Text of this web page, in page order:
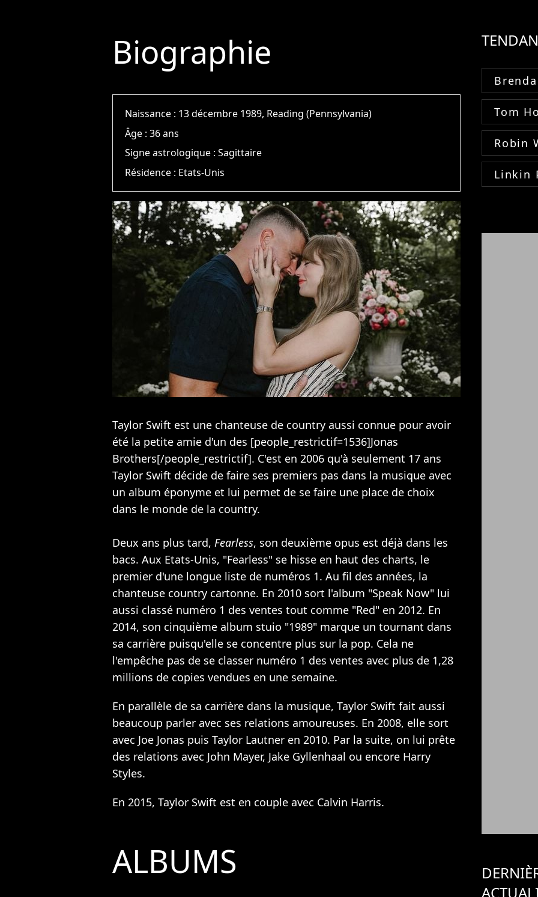
Biographie
Naissance : 13 décembre 1989, Reading (Pennsylvania)
Âge :36 ans
Signe astrologique :Sagittaire
Résidence : Etats-Unis
Taylor Swift est une chanteuse de country aussi connue pour avoir
été la petite amie d'un des [people_restrictif=1536]Jonas
Brothers[/people_restrictif]. C'est en 2006 qu'à seulement 17 ans
Taylor Swift décide de faire ses premiers pas dans la musique avec
un album éponyme et lui permet de se faire une place de choix
dans le monde de la country.
Deux ans plus tard, Fearless, son deuxième opus est déjà dans les
bacs. Aux Etats-Unis, "Fearless" se hisse en haut des charts, le
premier d'une longue liste de numéros 1. Au fil des années, la
chanteuse country cartonne. En 2010 sort l'album "Speak Now" lui
aussi classé numéro 1 des ventes tout comme "Red" en 2012. En
2014, son cinquième album stuio "1989" marque un tournant dans
sa carrière puisqu'elle se concentre plus sur la pop. Cela ne
l'empêche pas de se classer numéro 1 des ventes avec plus de 1,28
millions de copies vendues en une semaine.
En parallèle de sa carrière dans la musique, Taylor Swift fait aussi
beaucoup parler avec ses relations amoureuses. En 2008, elle sort
avec Joe Jonas puis Taylor Lautner en 2010. Par la suite, on lui prête
des relations avec John Mayer, Jake Gyllenhaal ou encore Harry
Styles.
En 2015, Taylor Swift est en couple avec Calvin Harris.
ALBUMS
Tom
Robin
Linkin